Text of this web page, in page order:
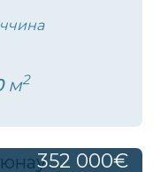
м2
352 000€